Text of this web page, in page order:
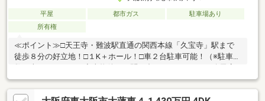
平屋 都市ガス
駐車場あり
所有権
≪ポイント≫□天王寺・難波駅直通の関西本線「久宝寺」駅まで
徒歩８分の好立地！□１K＋ホール！□車２台駐車可能！（※駐車台
までお願い致します◆ＦＵＫＵＹＡ八尾店はアリオ南東側フコク
生命ビルの１階です。お電話、メール、ご来店随時受付中です。